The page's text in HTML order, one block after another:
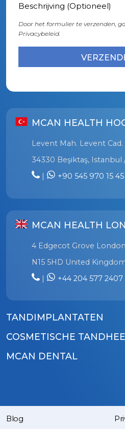
Beschrijving (Optioneel)
Door het formulier te verzenden,
Privacybeleid.
MCAN HEALTH
Levent Mah. Levent
34330 Beşiktaş, Istanbul
+90 545 970 15 45
MCAN HEALTH
4 Edgecot Grove London
N15 5HD United
|
+44 204 577 2407
TANDIMPLANTATEN
COSMETISCHE
MCAN DENTAL
Blog